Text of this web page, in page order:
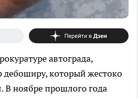
автограда,
дебоширу, который жестоко
В ноябре прошлого года